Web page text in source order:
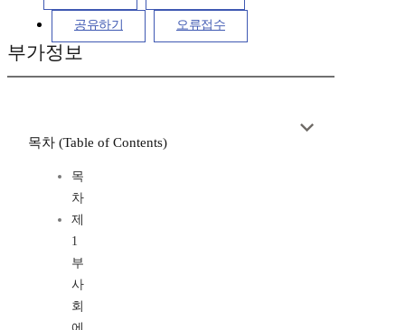
공유하기 오류접수
부가정보
목차 (Table of Contents)
목
차
제
1
부
사
회